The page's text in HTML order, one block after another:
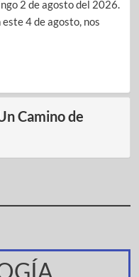
2 de agosto del 2026.
4 de agosto, nos
Camino de